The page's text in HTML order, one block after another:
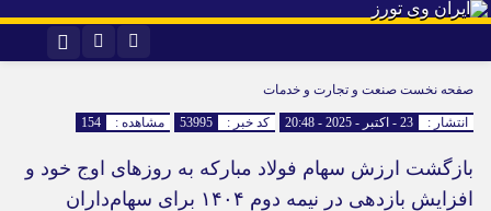
اینستاگرام
صفحه نخست صنعت و تجارت و خدمات
انتشار : 23 - اکتبر - 2025 - 20:48 کد خبر : 53995 مشاهده : 154
بازگشت ارزش سهام فولاد مبارکه به روز‌های اوج خود و
افزایش بازدهی در نیمه دوم ۱۴۰۴ برای سهام‌داران